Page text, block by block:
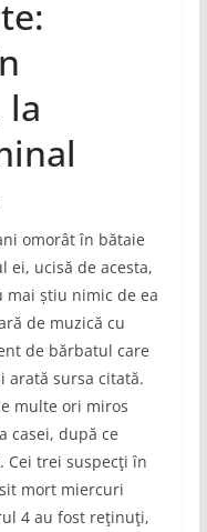
la
omorât în bătaie
ei, ucisă de acesta,
mai știu nimic de ea
de muzică cu
de bărbatul care
arată sursa citată.
multe ori miros
casei, după ce
trei suspecţi în
mort miercuri
4 au fost reţinuţi,